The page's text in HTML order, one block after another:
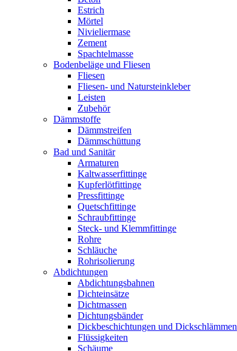
Estrich
Mörtel
Nivieliermase
Zement
Spachtelmasse
Bodenbeläge und Fliesen
Fliesen
Fliesen- und Natursteinkleber
Leisten
Zubehör
Dämmstoffe
Dämmstreifen
Dämmschüttung
Bad und Sanitär
Armaturen
Kaltwasserfittinge
Kupferlötfittinge
Pressfittinge
Quetschfittinge
Schraubfittinge
Steck- und Klemmfittinge
Rohre
Schläuche
Rohrisolierung
Abdichtungen
Abdichtungsbahnen
Dichteinsätze
Dichtmassen
Dichtungsbänder
Dickbeschichtungen und Dickschlämmen
Flüssigkeiten
Schäume